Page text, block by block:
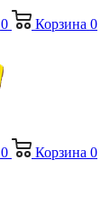
0 Корзина 0
0 Корзина 0